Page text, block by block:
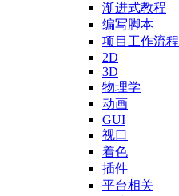
渐进式教程
编写脚本
项目工作流程
2D
3D
物理学
动画
GUI
视口
着色
插件
平台相关